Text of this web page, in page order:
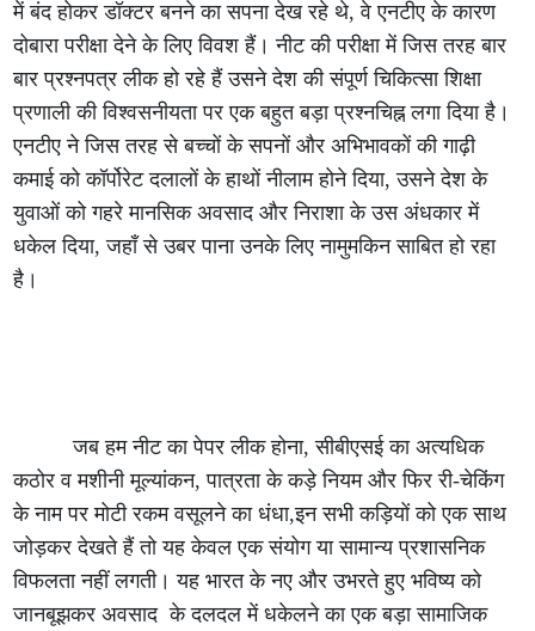
में बंद होकर डॉक्टर बनने का सपना देख रहे थे, वे एनटीए के कारण
दोबारा परीक्षा देने के लिए विवश हैं। नीट की परीक्षा में जिस तरह बार
बार प्रश्नपत्र लीक हो रहे हैं उसने देश की संपूर्ण चिकित्सा शिक्षा
प्रणाली की विश्वसनीयता पर एक बहुत बड़ा प्रश्नचिह्न लगा दिया है।
एनटीए ने जिस तरह से बच्चों के सपनों और अभिभावकों की गाढ़ी
कमाई को कॉर्पोरेट दलालों के हाथों नीलाम होने दिया, उसने देश के
युवाओं को गहरे मानसिक अवसाद और निराशा के उस अंधकार में
धकेल दिया, जहाँ से उबर पाना उनके लिए नामुमकिन साबित हो रहा
है।
जब हम नीट का पेपर लीक होना, सीबीएसई का अत्यधिक
कठोर व मशीनी मूल्यांकन, पात्रता के कड़े नियम और फिर री-चेकिंग
के नाम पर मोटी रकम वसूलने का धंधा,इन सभी कड़ियों को एक साथ
जोड़कर देखते हैं तो यह केवल एक संयोग या सामान्य प्रशासनिक
विफलता नहीं लगती। यह भारत के नए और उभरते हुए भविष्य को
जानबूझकर अवसाद के दलदल में धकेलने का एक बड़ा सामाजिक